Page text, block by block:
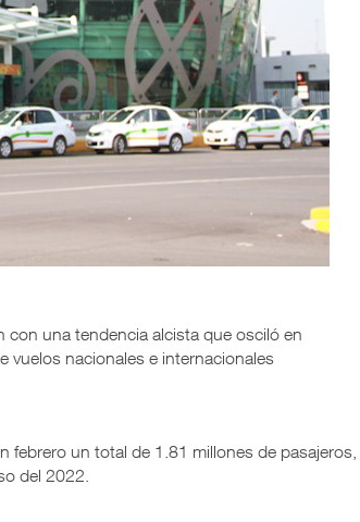
una tendencia alcista que osciló en
vuelos nacionales e internacionales
febrero un total de 1.81 millones de pasajeros,
del 2022.
Terminals incrementa equipamiento para movi
05 AGO 2026
plantea nuevas restricciones para tripul
05 AGO 2026